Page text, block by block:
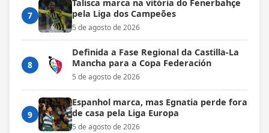
7
Talisca marca na vitória do Fenerbahçe
pela Liga dos Campeões
5 de agosto de 2026
8
Definida a Fase Regional da Castilla-La
Mancha para a Copa Federación
5 de agosto de 2026
9
Espanhol marca, mas Egnatia perde fora
de casa pela Liga Europa
5 de agosto de 2026